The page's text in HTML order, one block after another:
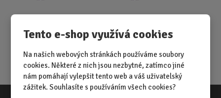
Tento e-shop využívá cookies
Na našich webových stránkách používáme soubory
cookies. Některé z nich jsou nezbytné, zatímco jiné
nám pomáhají vylepšit tento web a váš uživatelský
zážitek. Souhlasíte s používáním všech cookies?